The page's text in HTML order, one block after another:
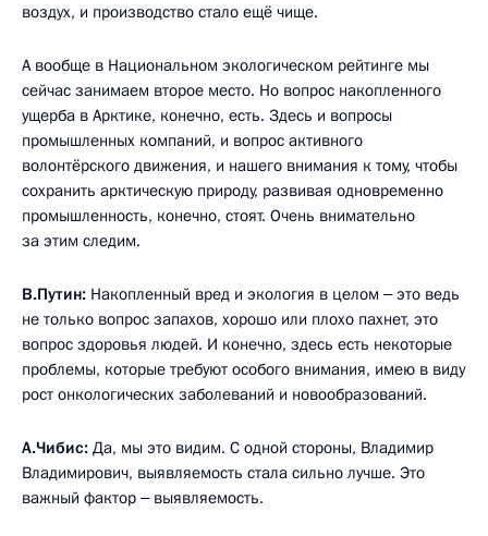
воздух, и производство стало ещё чище.
А вообще в Национальном экологическом рейтинге мы
сейчас занимаем второе место. Но вопрос накопленного
ущерба в Арктике, конечно, есть. Здесь и вопросы
промышленных компаний, и вопрос активного
волонтёрского движения, и нашего внимания к тому, чтобы
сохранить арктическую природу, развивая одновременно
промышленность, конечно, стоят. Очень внимательно
за этим следим.
В.Путин: Накопленный вред и экология в целом ‒ это ведь
не только вопрос запахов, хорошо или плохо пахнет, это
вопрос здоровья людей. И конечно, здесь есть некоторые
проблемы, которые требуют особого внимания, имею в виду
рост онкологических заболеваний и новообразований.
А.Чибис: Да, мы это видим. С одной стороны, Владимир
Владимирович, выявляемость стала сильно лучше. Это
важный фактор ‒ выявляемость.